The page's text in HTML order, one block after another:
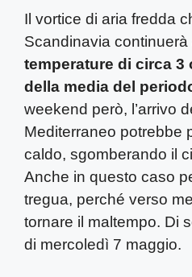
Il vortice di aria fredda
Scandinavia continuerà
temperature di circa 3
della media del
weekend però, l’arrivo
Mediterraneo potrebbe
caldo, sgomberando il
Anche in questo caso
tregua, perché verso
tornare il maltempo. Di
di mercoledì 7 maggio.